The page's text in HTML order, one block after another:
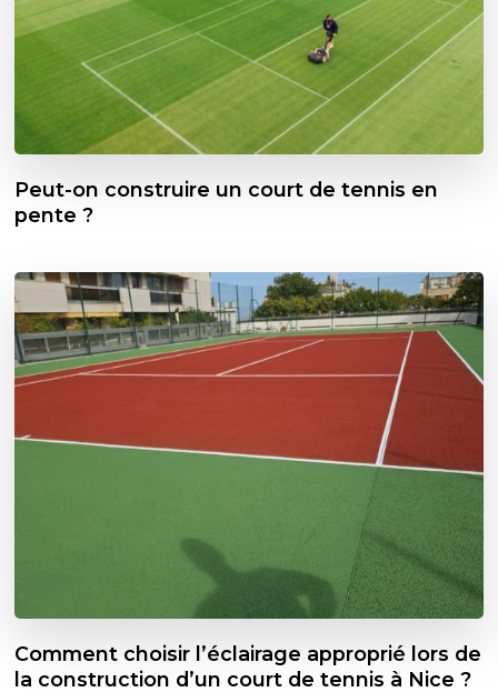
Peut-on construire un court de tennis en
pente ?
Comment choisir l’éclairage approprié lors de
la construction d’un court de tennis à Nice ?